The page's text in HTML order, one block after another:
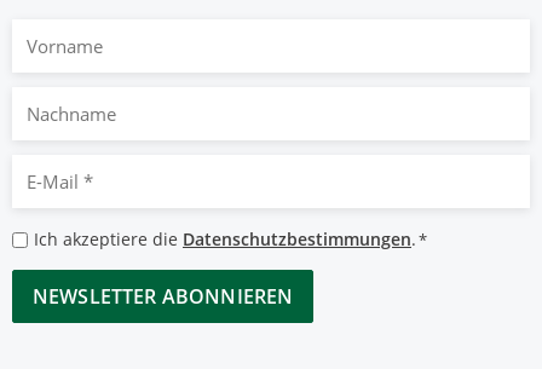
Nachname
Mail
*
Datenschutzbestimmungen
*
Ich akzeptiere die Datenschutzbestimmungen.*
CAPTCHA